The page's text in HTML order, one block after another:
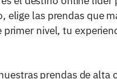
las prendas que
nivel, tu
prendas de alta